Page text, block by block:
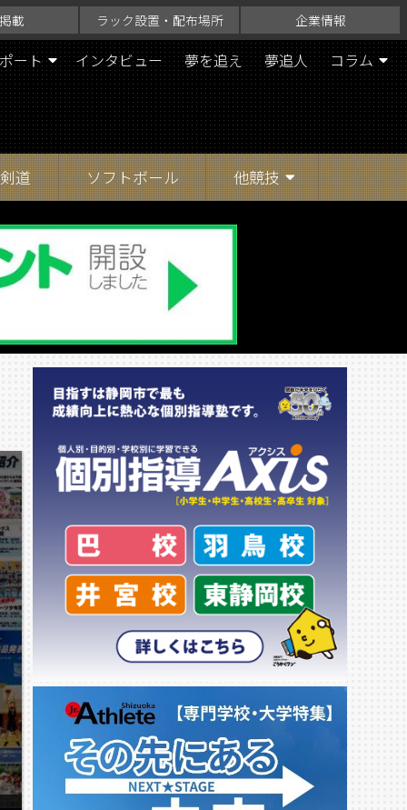
載 ラック設置・配布場所 企業情報
ート インタビュー 夢を追え 夢追人 コラム
剣道 ソフトボール 他競技